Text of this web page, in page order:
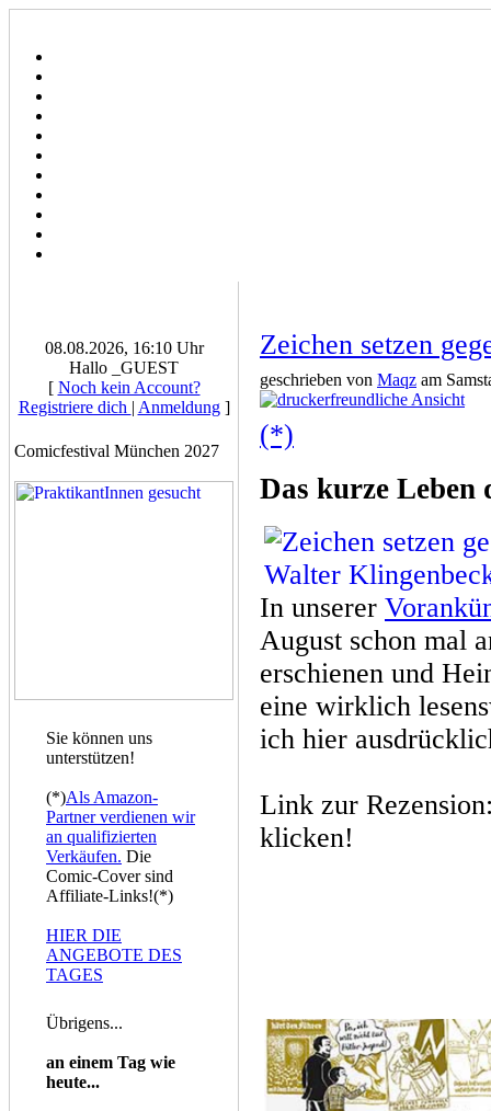
08.08.2026, 16:10 Uhr
Hallo _GUEST
[ Noch kein Account?
Registriere dich | Anmeldung]
Comicfestival München 2027
Sie können uns
unterstützen!
(*)Als Amazon-
Partner verdienen wir
an qualifizierten
Verkäufen. Die
Comic-Cover sind
Affiliate-Links!(*)
HIER DIE
ANGEBOTE DES
TAGES
Übrigens...
an einem Tag wie
heute...
Zeichen setzen
geschrieben von Maqz am
(*)
Das kurze Leben
In unserer
August schon mal
erschienen und
eine wirklich
ich hier
Link zur
klicken!